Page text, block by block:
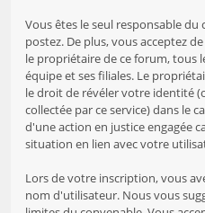
Vous êtes le seul responsable
postez. De plus, vous acceptez
le propriétaire de ce forum, tous
équipe et ses filiales. Le
le droit de révéler votre identité
collectée par ce service) dans le
d'une action en justice engagée
situation en lien avec votre
Lors de votre inscription, vous
nom d'utilisateur. Nous vous